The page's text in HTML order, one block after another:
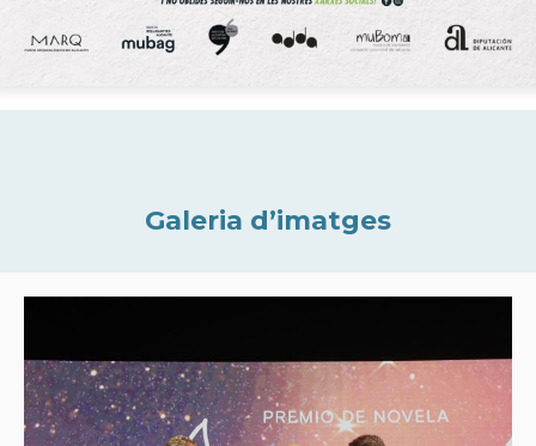
Galeria d’imatges